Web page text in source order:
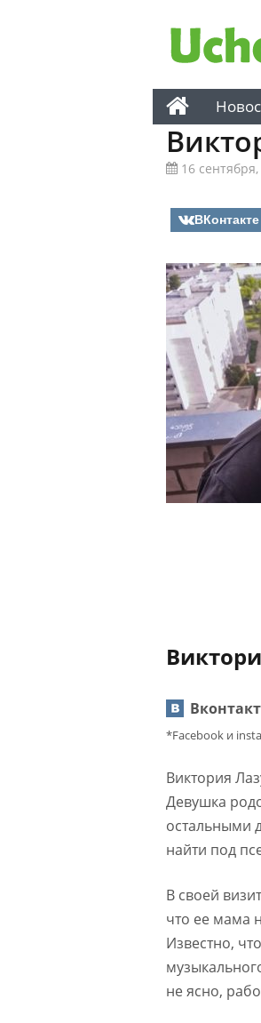
16
ВКонтакте
*Facebook и
Виктория
Девушка
остальными
найти под
В своей
что ее мама
Известно,
не ясно,